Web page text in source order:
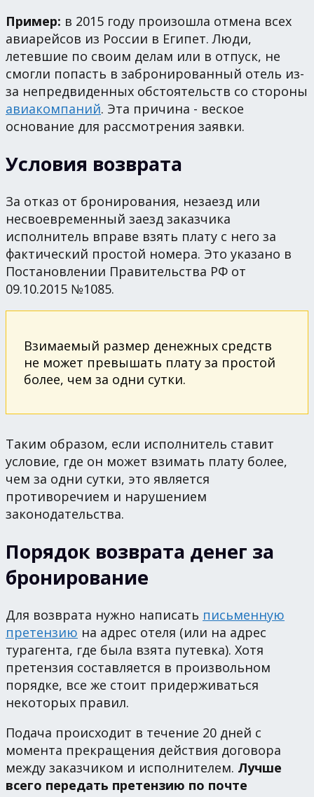
Пример: в 2015 году произошла отмена всех
авиарейсов из России в Египет. Люди,
летевшие по своим делам или в отпуск, не
смогли попасть в забронированный отель из-
за непредвиденных обстоятельств со стороны
авиакомпаний. Эта причина - веское
основание для рассмотрения заявки.
Условия возврата
За отказ от бронирования, незаезд или
несвоевременный заезд заказчика
исполнитель вправе взять плату с него за
фактический простой номера. Это указано в
Постановлении Правительства РФ от
09.10.2015 №1085.
Взимаемый размер денежных средств
не может превышать плату за простой
более, чем за одни сутки.
Таким образом, если исполнитель ставит
условие, где он может взимать плату более,
чем за одни сутки, это является
противоречием и нарушением
законодательства.
Порядок возврата денег за
бронирование
Для возврата нужно написать письменную
претензию на адрес отеля (или на адрес
турагента, где была взята путевка). Хотя
претензия составляется в произвольном
порядке, все же стоит придерживаться
некоторых правил.
Подача происходит в течение 20 дней с
момента прекращения действия договора
между заказчиком и исполнителем. Лучше
всего передать претензию по почте